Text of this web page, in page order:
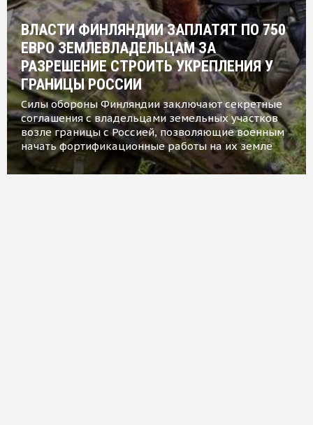
ВЛАСТИ ФИНЛЯНДИИ ЗАПЛАТЯТ ПО 750
ЕВРО ЗЕМЛЕВЛАДЕЛЬЦАМ ЗА
РАЗРЕШЕНИЕ СТРОИТЬ УКРЕПЛЕНИЯ У
ГРАНИЦЫ РОССИИ
Силы обороны Финляндии заключают секретные
соглашения с владельцами земельных участков
возле границы с Россией, позволяющие военным
начать фортификационные работы на их земле